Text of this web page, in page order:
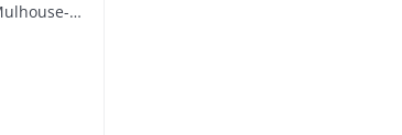
Opéra du Rhin, saison 1982-1983. Strasbourg-Mulhouse-Colmar